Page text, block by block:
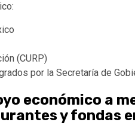
(CURP)
por la Secretaría de
económico a
y fondas